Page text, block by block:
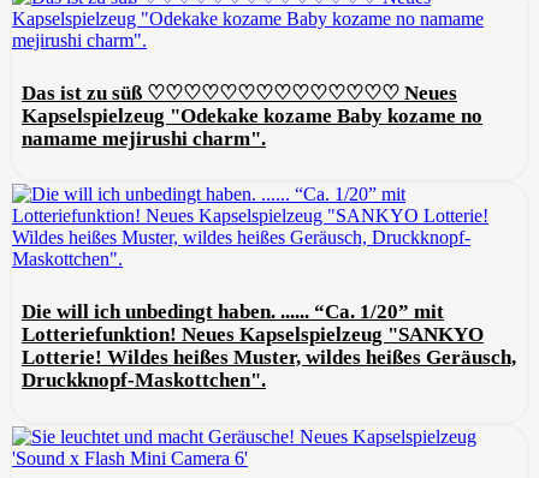
Das ist zu süß ♡♡♡♡♡♡♡♡♡♡♡♡♡♡ Neues
Kapselspielzeug "Odekake kozame Baby kozame no
namame mejirushi charm".
Die will ich unbedingt haben. ...... “Ca. 1/20” mit
Lotteriefunktion! Neues Kapselspielzeug "SANKYO
Lotterie! Wildes heißes Muster, wildes heißes Geräusch,
Druckknopf-Maskottchen".